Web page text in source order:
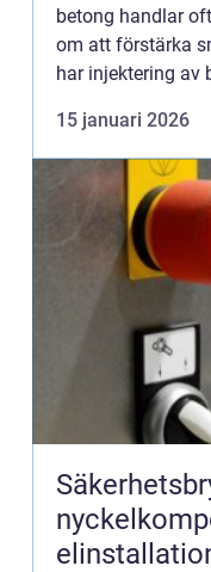
betong handlar
om att förstärka
har injektering av
livslängden på ko...
15 januari 2026